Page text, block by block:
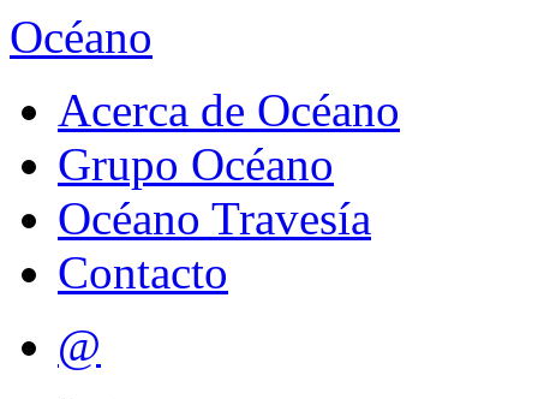
Océano
Acerca de Océano
Grupo Océano
Océano Travesía
Contacto
@